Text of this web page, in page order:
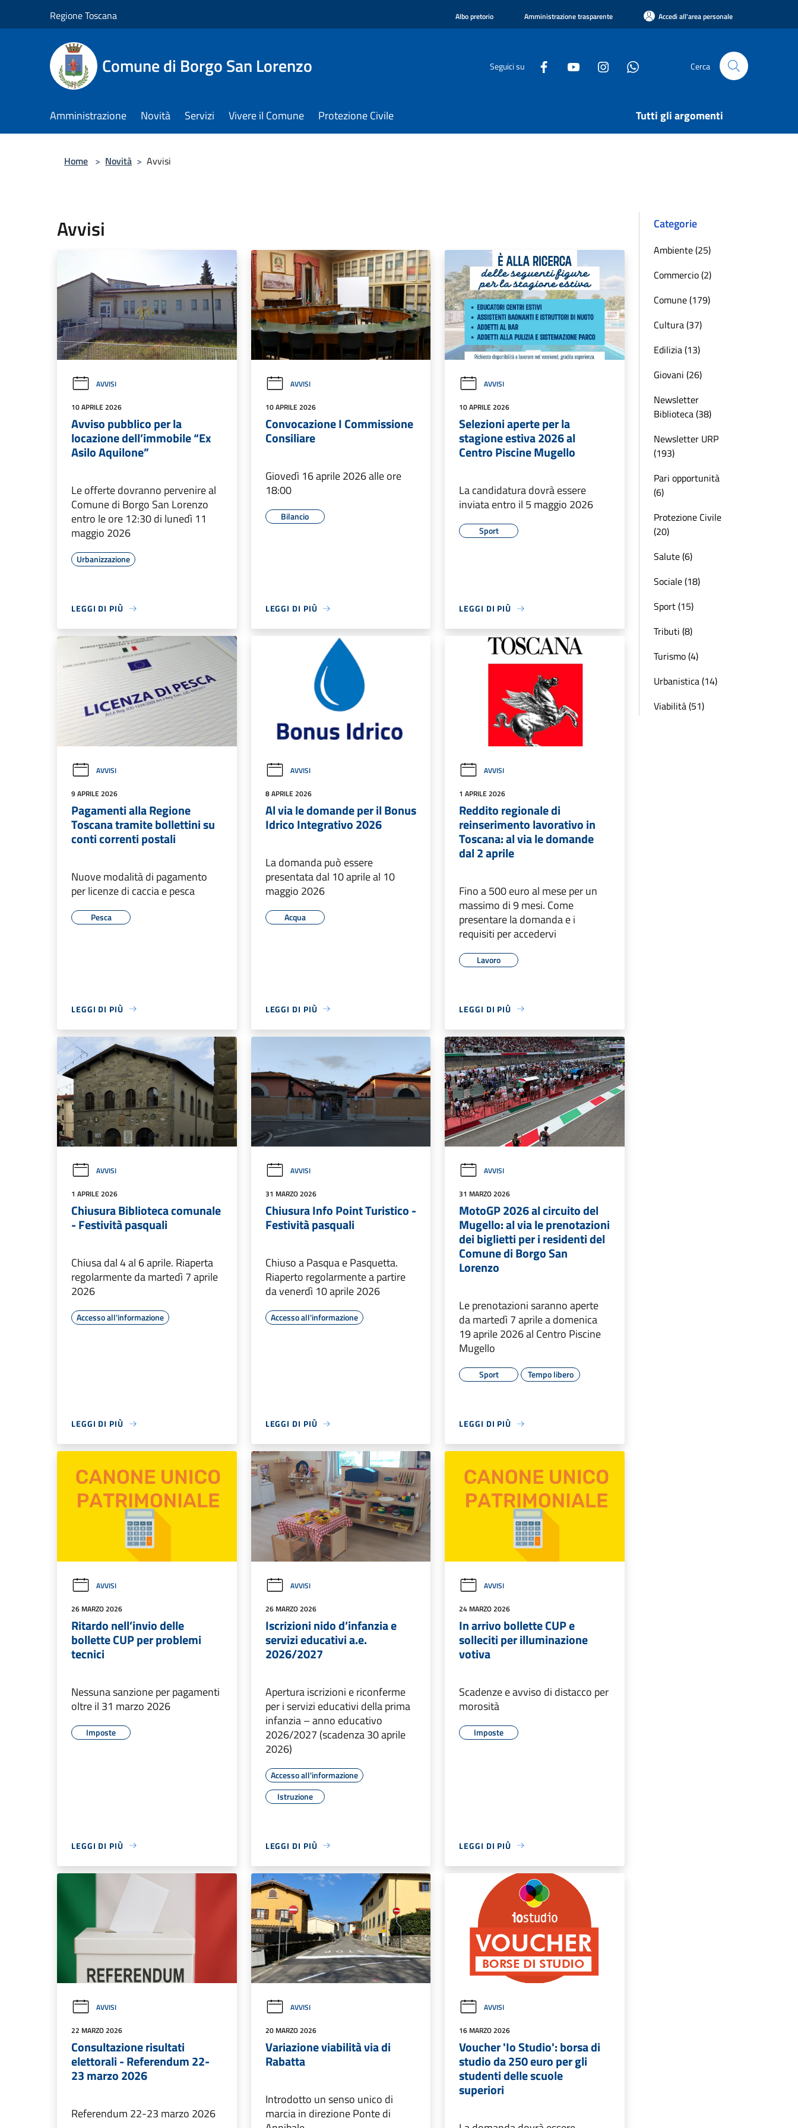
Regione Toscana Albo pretorio Amministrazione trasparente Accedi all'area personale
Comune di Borgo San Lorenzo Seguici su Cerca
Amministrazione Novità Servizi Vivere il Comune Protezione Civile Tutti gli argomenti
Home > Novità > Avvisi
Avvisi
AVVISI
10 APRILE 2026
Avviso pubblico per la
locazione dell’immobile “Ex
Asilo Aquilone”
Le offerte dovranno pervenire al
Comune di Borgo San Lorenzo
entro le ore 12:30 di lunedì 11
maggio 2026
Urbanizzazione
LEGGI DI PIÙ
AVVISI
10 APRILE 2026
Convocazione I Commissione
Consiliare
Giovedì 16 aprile 2026 alle ore
18:00
Bilancio
LEGGI DI PIÙ
AVVISI
10 APRILE 2026
Selezioni aperte per la
stagione estiva 2026 al
Centro Piscine Mugello
La candidatura dovrà essere
inviata entro il 5 maggio 2026
Sport
LEGGI DI PIÙ
AVVISI
9 APRILE 2026
Pagamenti alla Regione
Toscana tramite bollettini su
conti correnti postali
Nuove modalità di pagamento
per licenze di caccia e pesca
Pesca
LEGGI DI PIÙ
AVVISI
8 APRILE 2026
Al via le domande per il Bonus
Idrico Integrativo 2026
La domanda può essere
presentata dal 10 aprile al 10
maggio 2026
Acqua
LEGGI DI PIÙ
AVVISI
1 APRILE 2026
Reddito regionale di
reinserimento lavorativo in
Toscana: al via le domande
dal 2 aprile
Fino a 500 euro al mese per un
massimo di 9 mesi. Come
presentare la domanda e i
requisiti per accedervi
Lavoro
LEGGI DI PIÙ
AVVISI
1 APRILE 2026
Chiusura Biblioteca comunale
- Festività pasquali
Chiusa dal 4 al 6 aprile. Riaperta
regolarmente da martedì 7 aprile
2026
Accesso all'informazione
LEGGI DI PIÙ
AVVISI
31 MARZO 2026
Chiusura Info Point Turistico -
Festività pasquali
Chiuso a Pasqua e Pasquetta.
Riaperto regolarmente a partire
da venerdì 10 aprile 2026
Accesso all'informazione
LEGGI DI PIÙ
AVVISI
31 MARZO 2026
MotoGP 2026 al circuito del
Mugello: al via le prenotazioni
dei biglietti per i residenti del
Comune di Borgo San
Lorenzo
Le prenotazioni saranno aperte
da martedì 7 aprile a domenica
19 aprile 2026 al Centro Piscine
Mugello
Sport Tempo libero
LEGGI DI PIÙ
AVVISI
26 MARZO 2026
Ritardo nell’invio delle
bollette CUP per problemi
tecnici
Nessuna sanzione per pagamenti
oltre il 31 marzo 2026
Imposte
LEGGI DI PIÙ
AVVISI
26 MARZO 2026
Iscrizioni nido d’infanzia e
servizi educativi a.e.
2026/2027
Apertura iscrizioni e riconferme
per i servizi educativi della prima
infanzia – anno educativo
2026/2027 (scadenza 30 aprile
2026)
Accesso all'informazione
Istruzione
LEGGI DI PIÙ
AVVISI
24 MARZO 2026
In arrivo bollette CUP e
solleciti per illuminazione
votiva
Scadenze e avviso di distacco per
morosità
Imposte
LEGGI DI PIÙ
AVVISI
22 MARZO 2026
Consultazione risultati
elettorali - Referendum 22-
23 marzo 2026
Referendum 22-23 marzo 2026
AVVISI
20 MARZO 2026
Variazione viabilità via di
Rabatta
Introdotto un senso unico di
marcia in direzione Ponte di
AVVISI
16 MARZO 2026
Voucher 'Io Studio': borsa di
studio da 250 euro per gli
studenti delle scuole
superiori
Categorie
Ambiente (25)
Commercio (2)
Comune (179)
Cultura (37)
Edilizia (13)
Giovani (26)
Newsletter
Biblioteca (38)
Newsletter URP
(193)
Pari opportunità
(6)
Protezione Civile
(20)
Salute (6)
Sociale (18)
Sport (15)
Tributi (8)
Turismo (4)
Urbanistica (14)
Viabilità (51)